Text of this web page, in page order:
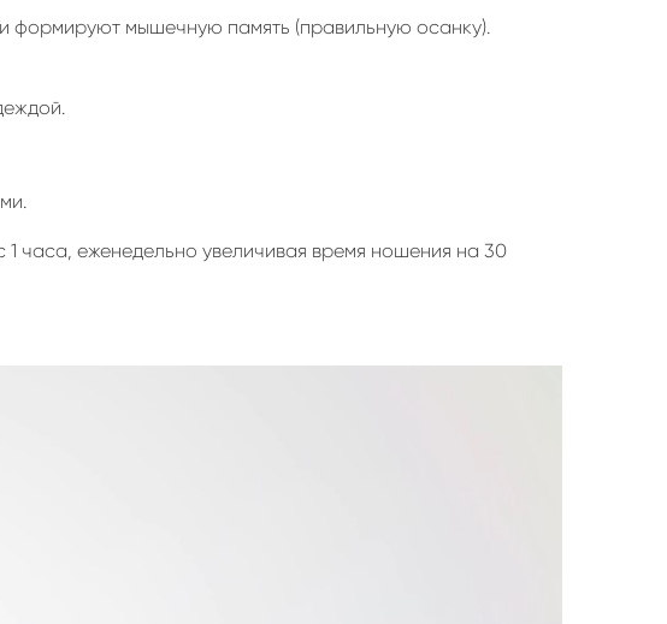
формируют мышечную память (правильную осанку).
часа, еженедельно увеличивая время ношения на 30